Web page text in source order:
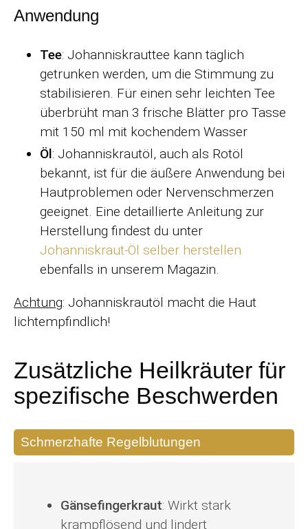
Anwendung
Tee: Johanniskrauttee kann täglich
getrunken werden, um die Stimmung zu
stabilisieren. Für einen sehr leichten Tee
überbrüht man 3 frische Blätter pro Tasse
mit 150 ml mit kochendem Wasser
Öl: Johanniskrautöl, auch als Rotöl
bekannt, ist für die äußere Anwendung bei
Hautproblemen oder Nervenschmerzen
geeignet. Eine detaillierte Anleitung zur
Herstellung findest du unter
Johanniskraut-Öl selber herstellen
ebenfalls in unserem Magazin.
Achtung: Johanniskrautöl macht die Haut
lichtempfindlich!
Zusätzliche Heilkräuter für
spezifische Beschwerden
Schmerzhafte Regelblutungen
Gänsefingerkraut: Wirkt stark
krampflösend und lindert